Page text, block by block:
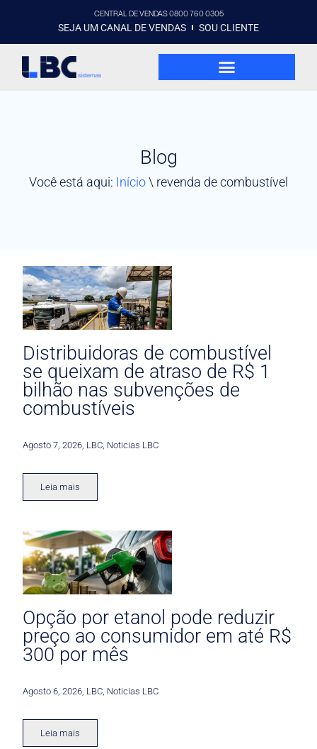
CENTRAL DE VENDAS 0800 760 0305
SEJA UM CANAL DE VENDAS SOU CLIENTE
Blog
Você está aqui: Início\ revenda de combustível
Distribuidoras de combustível
se queixam de atraso de R$ 1
bilhão nas subvenções de
combustíveis
Agosto 7, 2026 LBC Noticias LBC
Leia mais
Opção por etanol pode reduzir
preço ao consumidor em até R$
300 por mês
Agosto 6, 2026 LBC Noticias LBC
Leia mais